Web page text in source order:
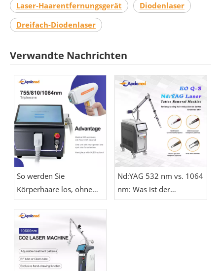
Laser-Haarentfernungsgerät
Diodenlaser
Dreifach-Diodenlaser
Verwandte Nachrichten
So werden Sie
Körperhaare los, ohne
sich zu rasieren
Nd:YAG 532 nm vs. 1064
nm: Was ist der
Unterschied?